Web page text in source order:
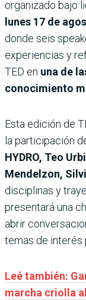
organizado bajo
lunes 17 de
donde seis
experiencias y
TED en una de
conocimiento
Esta edición de
la participación
HYDRO, Teo
Mendelzon,
disciplinas y
presentará una
abrir
temas de interés
Leé también:
marcha criolla